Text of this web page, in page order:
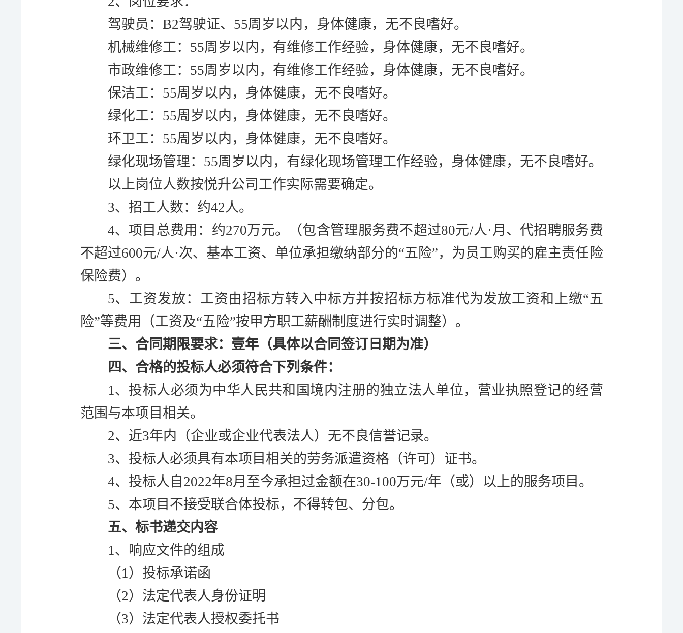
驾驶员： B2驾驶证、 55周岁以内，身体健康，无不良嗜好。
机械维修工： 55周岁以内，有维修工作经验，身体健康，无不良嗜好。
市政维修工： 55周岁以内，有维修工作经验，身体健康，无不良嗜好。
保洁工： 55周岁以内，身体健康，无不良嗜好。
绿化工： 55周岁以内，身体健康，无不良嗜好。
环卫工： 55周岁以内，身体健康，无不良嗜好。
绿化现场管理： 55周岁以内，有绿化现场管理工作经验，身体健康，无不良嗜好。
以上岗位人数按悦升公司工作实际需要确定。
3、招工人数：约42人。
4、项目总费用： 约270万元。 （包含管理服务费不超过80元/人·月、代招聘服务费
不超过600元/人·次、基本工资、单位承担缴纳部分的“五险”，为员工购买的雇主责任险
保险费）。
5、工资发放：工资由招标方转入中标方并按招标方标准代为发放工资和上缴“五
险”等费用（工资及“五险”按甲方职工薪酬制度进行实时调整）。
三、合同期限要求：壹年（具体以合同签订日期为准）
四、合格的投标人必须符合下列条件：
1、投标人必须为中华人民共和国境内注册的独立法人单位，营业执照登记的经营
范围与本项目相关。
2、近3年内（企业或企业代表法人）无不良信誉记录。
3、投标人必须具有本项目相关的劳务派遣资格（许可）证书。
4、投标人 自 2022年8月至今承担过金额在30-1 00万元/年（或）以上的服务项目。
5、本项目不接受联合体投标，不得转包、分包。
五、标书递交内容
1、响应文件的组成
（1）投标承诺函
（2）法定代表人身份证明
（3）法定代表人授权委托书